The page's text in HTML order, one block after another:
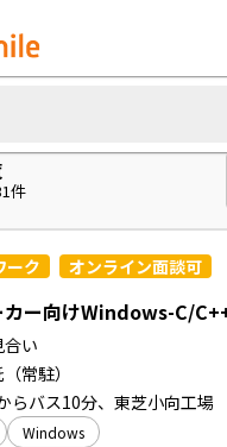
件
ーク オンライン面談可
カー向けWindows-C/
い
常駐）
らバス10分、東芝小向工場
Windows